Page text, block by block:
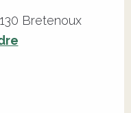
Bretenoux